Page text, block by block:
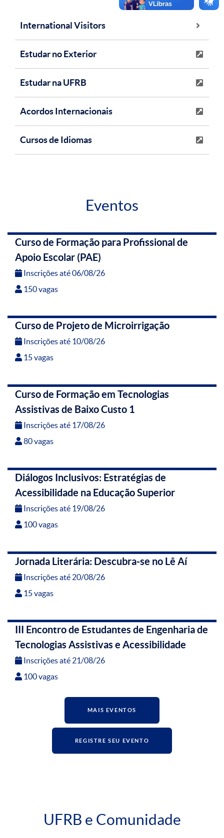
International Visitors
Estudar no Exterior
Estudar na UFRB
Acordos Internacionais
Cursos de Idiomas
Eventos
Curso de Formação para Profissional de
Apoio Escolar (PAE)
Inscrições até 06/08/26
150 vagas
Curso de Projeto de Microirrigação
Inscrições até 10/08/26
15 vagas
Curso de Formação em Tecnologias
Assistivas de Baixo Custo 1
Inscrições até 17/08/26
80 vagas
Diálogos Inclusivos: Estratégias de
Acessibilidade na Educação Superior
Inscrições até 19/08/26
100 vagas
Jornada Literária: Descubra-se no Lê Aí
Inscrições até 20/08/26
15 vagas
III Encontro de Estudantes de Engenharia de
Tecnologias Assistivas e Acessibilidade
Inscrições até 21/08/26
100 vagas
MAIS EVENTOS
REGISTRE SEU EVENTO
UFRB e Comunidade